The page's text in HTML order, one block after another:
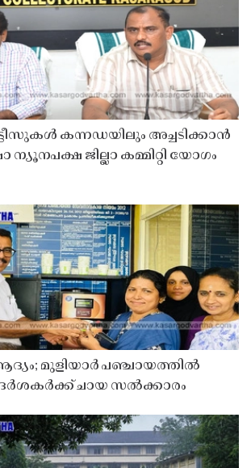
കന്നഡയിലും അച്ചടിക്കാൻ
ന്യൂനപക്ഷ ജില്ലാ കമ്മിറ്റി യോഗം
മുളിയാർ പഞ്ചായത്തിൽ
ചായ സൽക്കാരം